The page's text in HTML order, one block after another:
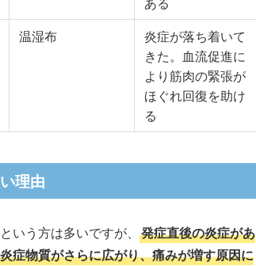
温湿布
炎症が落ち着いて
きた。血流促進に
より筋肉の緊張が
ほぐれ回復を助け
る
理由
いう方は多いですが、 発症直後の炎症があ
症物質がさらに広がり、痛みが増す原因に